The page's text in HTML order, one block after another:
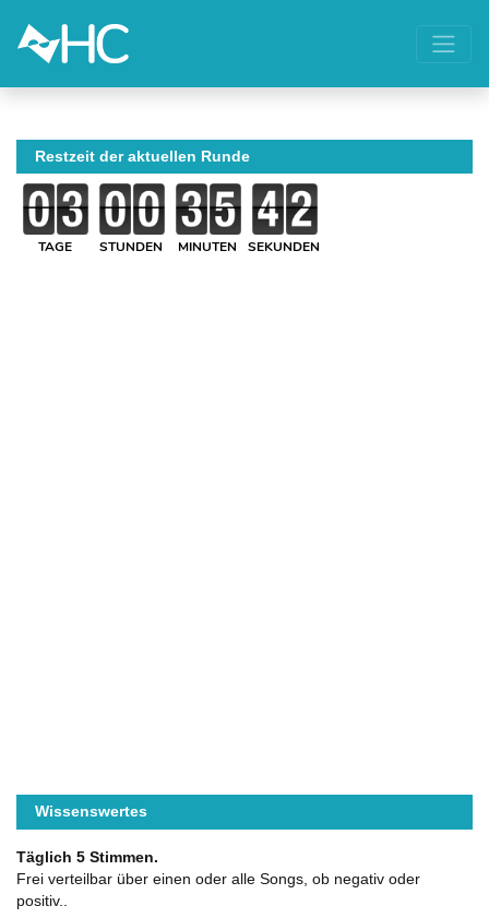
Restzeit der aktuellen Runde
TAGE STUNDEN MINUTEN SEKUNDEN
Wissenswertes
Täglich 5 Stimmen.
Frei verteilbar über einen oder alle Songs, ob negativ oder
positiv..